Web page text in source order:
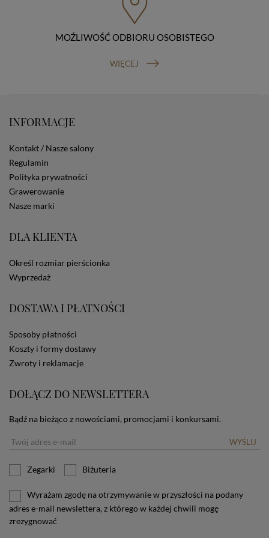
Osobowych, ul. Stawki 2, 00-193 Warszawa) oraz
prawo do cofnięcia zgody na przetwarzanie danych
osobowych (masz prawo cofnięcia zgody na
cofnięcie zgody nie ma wpływu na zgodność z prawem
przetwarzania, którego dokonano na podstawie Twojej
Podanie przez Ciebie danych jest dobrowolne. Jeżeli
nie podasz danych, nie będziesz mógł przeglądać
Zautomatyzowane podejmowanie decyzji
Na stronie Sklepu są wykorzystywane pliki cookies.
Stosowane są one w celach zapewnienia maksymalnej
wygody wszystkich użytkowników (w tym Kupujących)
preferencji i ustawień na stronie, zbieranie
statystycznych, także przez inne portale, w tym
dotyczących cookies oznacza, że będą one
zamieszczane w urządzeniu końcowym każdego
stosowanie plików cookies powinien zmienić
ustawienia swojej przeglądarki.
MOŹLIWOŚĆ ODBIORU OSOBISTEGO
WIĘCEJ
INFORMACJE
Kontakt / Nasze salony
Regulamin
Polityka prywatności
Grawerowanie
Nasze marki
DLA KLIENTA
Określ rozmiar pierścionka
Wyprzedaż
DOSTAWA I PŁATNOŚCI
Sposoby płatności
Koszty i formy dostawy
Zwroty i reklamacje
DOŁĄCZ DO NEWSLETTERA
Bądź na bieżąco z nowościami, promocjami i konkursami.
WYŚLIJ
Zegarki Biżuteria
Wyrażam zgodę na otrzymywanie w przyszłości na podany
adres e-mail newslettera, z którego w każdej chwili mogę
zrezygnować